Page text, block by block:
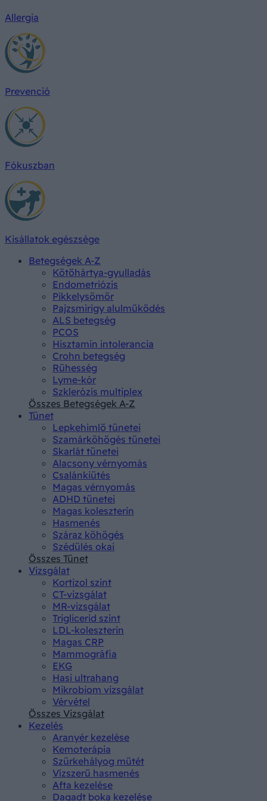
Allergia
Prevenció
Fókuszban
Kisállatok egészsége
Betegségek A-Z
Kötőhártya-gyulladás
Endometriózis
Pikkelysömör
Pajzsmirigy alulműködés
ALS betegség
PCOS
Hisztamin intolerancia
Crohn betegség
Rühesség
Lyme-kór
Szklerózis multiplex
Összes Betegségek A-Z
Tünet
Lepkehimlő tünetei
Szamárköhögés tünetei
Skarlát tünetei
Alacsony vérnyomás
Csalánkiütés
Magas vérnyomás
ADHD tünetei
Magas koleszterin
Hasmenés
Száraz köhögés
Szédülés okai
Összes Tünet
Vizsgálat
Kortizol szint
CT-vizsgálat
MR-vizsgálat
Triglicerid szint
LDL-koleszterin
Magas CRP
Mammográfia
EKG
Hasi ultrahang
Mikrobiom vizsgálat
Vérvétel
Összes Vizsgálat
Kezelés
Aranyér kezelése
Kemoterápia
Szürkehályog műtét
Vízszerű hasmenés
Afta kezelése
Dagadt boka kezelése